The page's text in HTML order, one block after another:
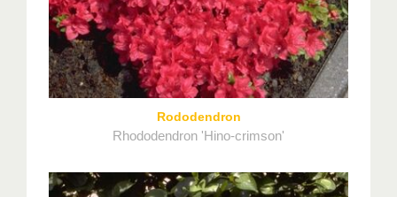
Rododendron
Rhododendron 'Hino-crimson'